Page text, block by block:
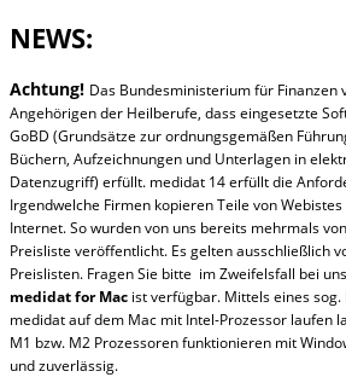
NEWS:
Achtung! Das Bundesministerium für Finanzen
Angehörigen der Heilberufe, dass eingesetzte
GoBD (Grundsätze zur ordnungsgemäßen
Büchern, Aufzeichnungen und Unterlagen in
Datenzugriff) erfüllt. medidat 14 erfüllt die
Irgendwelche Firmen kopieren Teile von
Internet. So wurden von uns bereits mehrmals
Preisliste veröffentlicht. Es gelten ausschließlich
Preislisten. Fragen Sie bitte im Zweifelsfall bei
medidat forMac ist verfügbar. Mittels eines sog.
medidat auf dem Mac mit Intel-Prozessor laufen
M1 bzw. M2 Prozessoren funktionieren mit
und zuverlässig.